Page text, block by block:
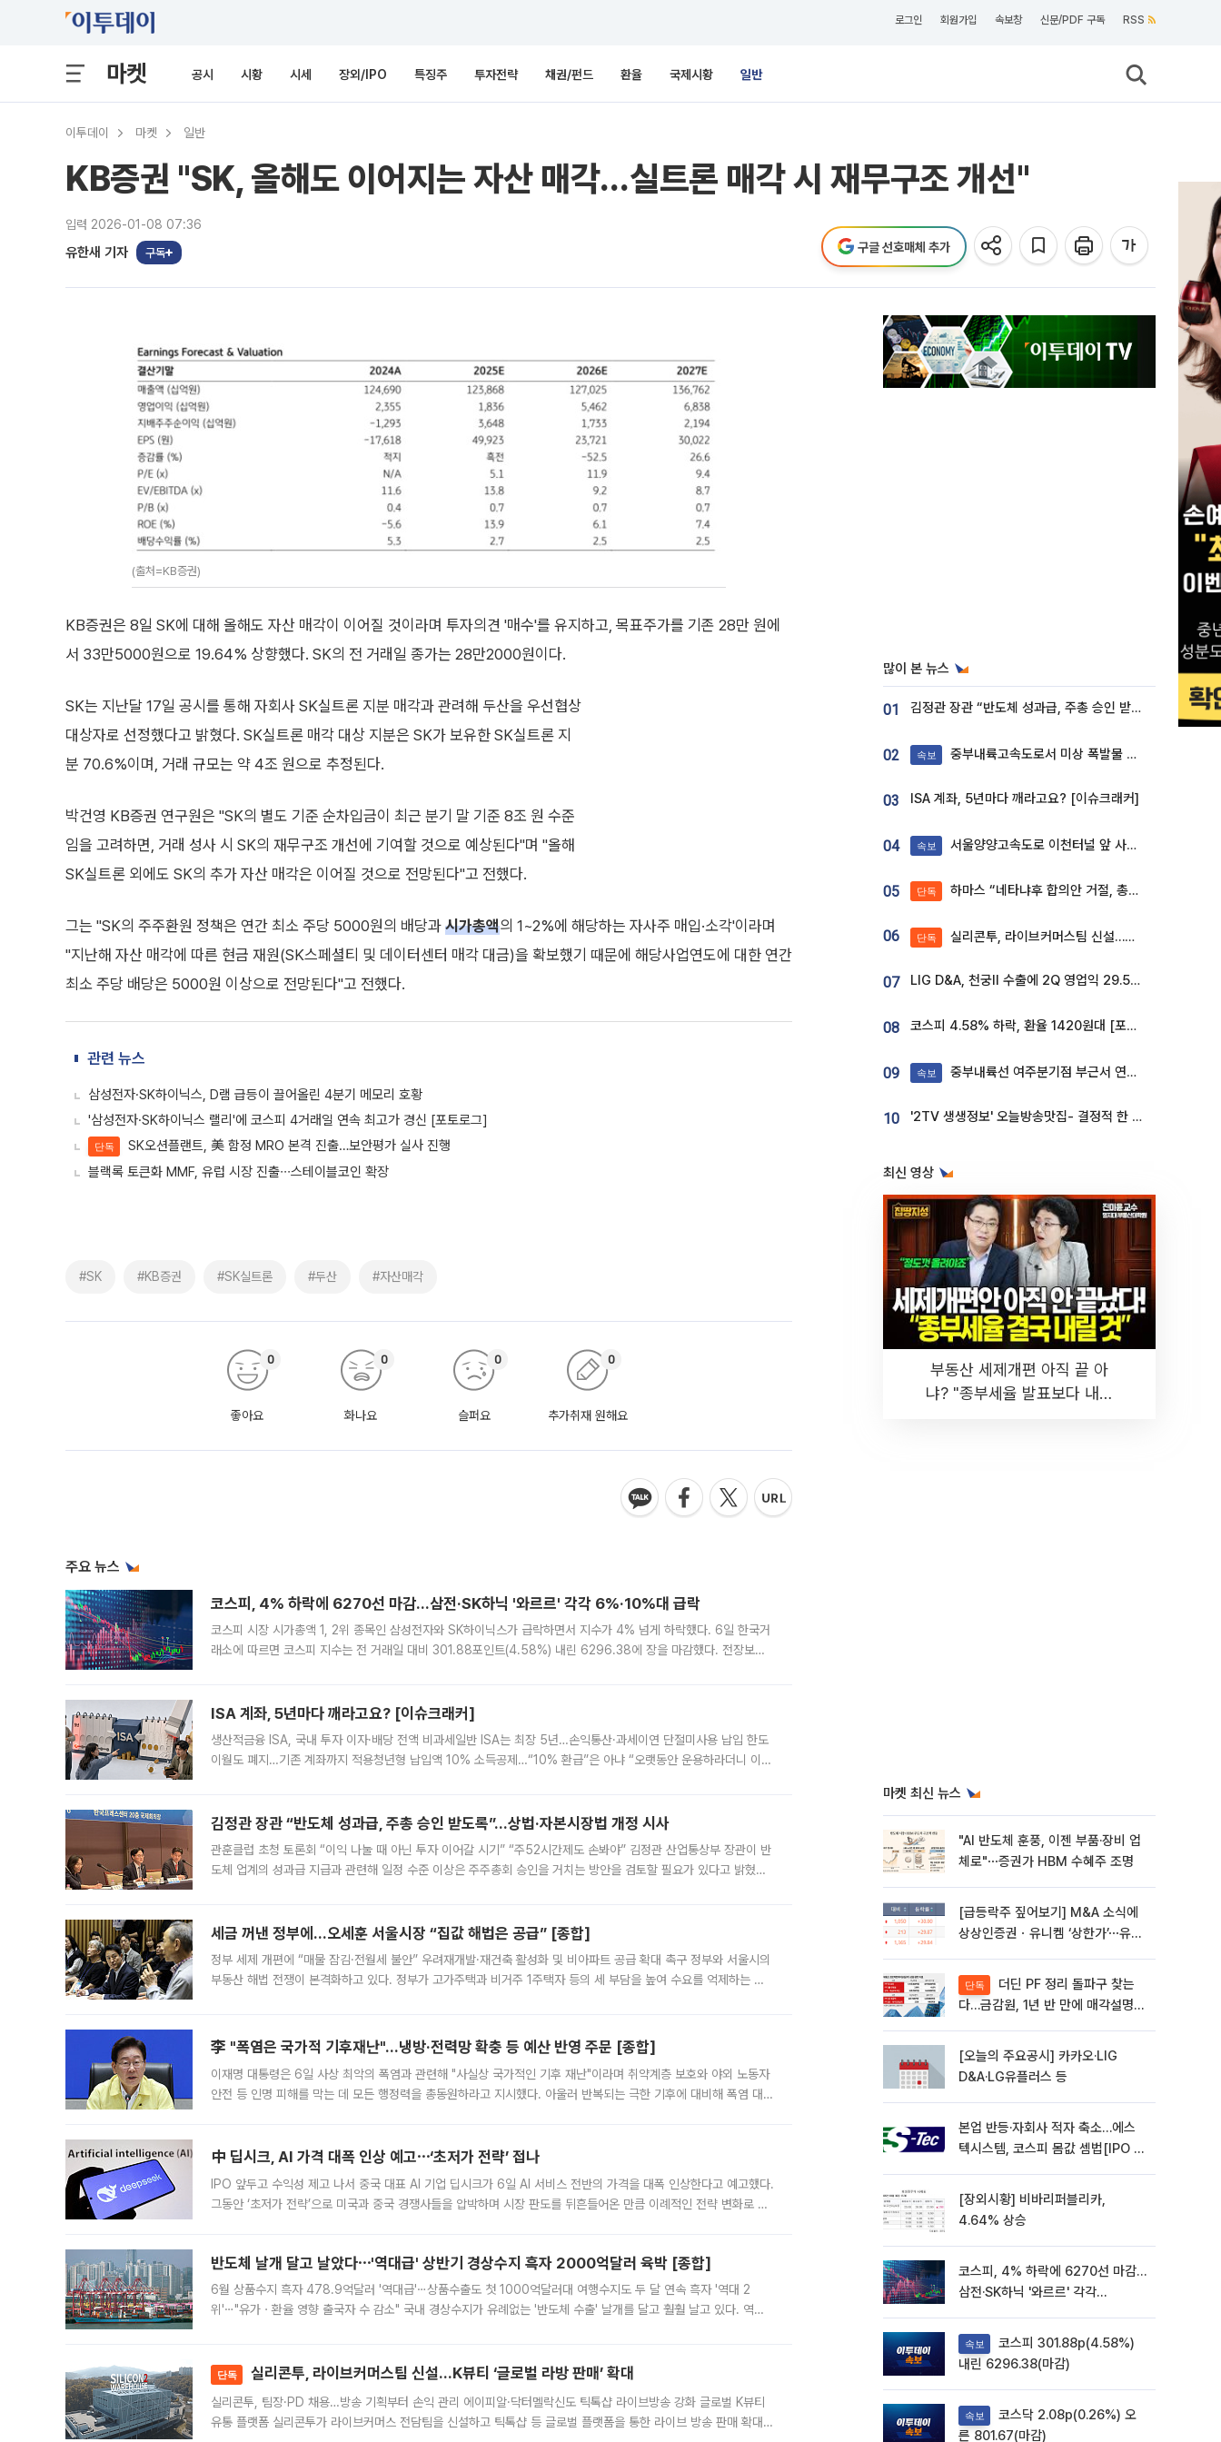
로그인 회원가입 속보창 신문/PDF 구독 RSS
마켓 공시 시황 시세 장외/IPO 특징주 투자전략 채권/펀드 환율 국제시황 일반
이투데이 마켓 일반
KB증권 "SK, 올해도 이어지는 자산 매각…실트론 매각 시 재무구조 개선"
입력 2026-01-08 07:36
유한새 기자 구독 구글 선호매체 추가
(출처=KB증권)
KB증권은 8일 SK에 대해 올해도 자산 매각이 이어질 것이라며 투자의견 '매수'를 유지하고, 목표주가를 기존 28만 원에
서 33만5000원으로 19.64% 상향했다. SK의 전 거래일 종가는 28만2000원이다.
SK는 지난달 17일 공시를 통해 자회사 SK실트론 지분 매각과 관려해 두산을 우선협상
대상자로 선정했다고 밝혔다. SK실트론 매각 대상 지분은 SK가 보유한 SK실트론 지
분 70.6%이며, 거래 규모는 약 4조 원으로 추정된다.
박건영 KB증권 연구원은 "SK의 별도 기준 순차입금이 최근 분기 말 기준 8조 원 수준
임을 고려하면, 거래 성사 시 SK의 재무구조 개선에 기여할 것으로 예상된다"며 "올해
SK실트론 외에도 SK의 추가 자산 매각은 이어질 것으로 전망된다"고 전했다.
그는 "SK의 주주환원 정책은 연간 최소 주당 5000원의 배당과 시가총액의 1~2%에 해당하는 자사주 매입·소각'이라며
"지난해 자산 매각에 따른 현금 재원(SK스페셜티 및 데이터센터 매각 대금)을 확보했기 때문에 해당사업연도에 대한 연간
최소 주당 배당은 5000원 이상으로 전망된다"고 전했다.
관련 뉴스
삼성전자·SK하이닉스, D램 급등이 끌어올린 4분기 메모리 호황
'삼성전자·SK하이닉스 랠리'에 코스피 4거래일 연속 최고가 경신 [포토로그]
단독
SK오션플랜트, 美 함정 MRO 본격 진출…보안평가 실사 진행
블랙록 토큰화 MMF, 유럽 시장 진출∙∙∙스테이블코인 확장
#SK #KB증권 #SK실트론 #두산 #자산매각
좋아요
0
화나요
0
슬퍼요
0
추가취재 원해요
0
주요 뉴스
코스피, 4% 하락에 6270선 마감…삼전·SK하닉 '와르르' 각각 6%·10%대 급락
코스피 시장 시가총액 1, 2위 종목인 삼성전자와 SK하이닉스가 급락하면서 지수가 4% 넘게 하락했다. 6일 한국거
래소에 따르면 코스피 지수는 전 거래일 대비 301.88포인트(4.58%) 내린 6296.38에 장을 마감했다. 전장보다
ISA 계좌, 5년마다 깨라고요? [이슈크래커]
생산적금융 ISA, 국내 투자 이자·배당 전액 비과세일반 ISA는 최장 5년…손익통산·과세이연 단절미사용 납입 한도
이월도 폐지…기존 계좌까지 적용청년형 납입액 10% 소득공제…“10% 환급”은 아냐 “오랫동안 운용하라더니 이제
김정관 장관 “반도체 성과급, 주총 승인 받도록”…상법·자본시장법 개정 시사
관훈클럽 초청 토론회 “이익 나눌 때 아닌 투자 이어갈 시기” “주52시간제도 손봐야” 김정관 산업통상부 장관이 반
도체 업계의 성과급 지급과 관련해 일정 수준 이상은 주주총회 승인을 거치는 방안을 검토할 필요가 있다고 밝혔다.
세금 꺼낸 정부에…오세훈 서울시장 “집값 해법은 공급” [종합]
정부 세제 개편에 “매물 잠김·전월세 불안” 우려재개발·재건축 활성화 및 비아파트 공급 확대 촉구 정부와 서울시의
부동산 해법 전쟁이 본격화하고 있다. 정부가 고가주택과 비거주 1주택자 등의 세 부담을 높여 수요를 억제하는 카
李 "폭염은 국가적 기후재난"…냉방·전력망 확충 등 예산 반영 주문 [종합]
이재명 대통령은 6일 사상 최악의 폭염과 관련해 "사실상 국가적인 기후 재난"이라며 취약계층 보호와 야외 노동자
안전 등 인명 피해를 막는 데 모든 행정력을 총동원하라고 지시했다. 아울러 반복되는 극한 기후에 대비해 폭염 대응
中 딥시크, AI 가격 대폭 인상 예고⋯‘초저가 전략’ 접나
IPO 앞두고 수익성 제고 나서 중국 대표 AI 기업 딥시크가 6일 AI 서비스 전반의 가격을 대폭 인상한다고 예고했다.
그동안 ‘초저가 전략’으로 미국과 중국 경쟁사들을 압박하며 시장 판도를 뒤흔들어온 만큼 이례적인 전략 변화로 평
반도체 날개 달고 날았다⋯'역대급' 상반기 경상수지 흑자 2000억달러 육박 [종합]
6월 상품수지 흑자 478.9억달러 '역대급'⋯상품수출도 첫 1000억달러대 여행수지도 두 달 연속 흑자 '역대 2
위'⋯"유가ㆍ환율 영향 출국자 수 감소" 국내 경상수지가 유례없는 '반도체 수출' 날개를 달고 훨훨 날고 있다. 역대
단독 실리콘투, 라이브커머스팀 신설…K뷰티 ‘글로벌 라방 판매’ 확대
실리콘투, 팀장·PD 채용…방송 기획부터 손익 관리 에이피알·닥터멜락신도 틱톡샵 라이브방송 강화 글로벌 K뷰티
유통 플랫폼 실리콘투가 라이브커머스 전담팀을 신설하고 틱톡샵 등 글로벌 플랫폼을 통한 라이브 방송 판매 확대에
많이 본 뉴스
01 김정관 장관 “반도체 성과급, 주총 승인 받도록”…상법·자본시장법 개정 시사
02 속보 중부내륙고속도로서 미상 폭발물 발견
03 ISA 계좌, 5년마다 깨라고요? [이슈크래커]
04 속보 서울양양고속도로 이천터널 앞 사고 발생
05 단독 하마스 “네타냐후 합의안 거절, 총선 앞두고 시간 끌기”
06 단독 실리콘투, 라이브커머스팀 신설…K뷰티 ‘글로벌 판매망’ 확대[K뷰티 라방戰]
07 LIG D&A, 천궁Ⅱ 수출에 2Q 영업익 29.5%↑…수주잔고 24.6조 [종합]
08 코스피 4.58% 하락, 환율 1420원대 [포토]
09 속보 중부내륙선 여주분기점 부근서 연이은 추돌사고 발생
10 '2TV 생생정보' 오늘방송맛집- 결정적 한 수, 3종 메밀면! 메밀 소바 맛집 '의○○○○'
최신 영상
부동산 세제개편 아직 끝 아
냐? "종부세율 발표보다 내릴
마켓 최신 뉴스
"AI 반도체 훈풍, 이젠 부품·장비 업
체로"⋯증권가 HBM 수혜주 조명
[급등락주 짚어보기] M&A 소식에
상상인증권ㆍ유니켐 ‘상한가’⋯유증
단독
다…금감원, 1년 반 만에 매각설명회
[오늘의 주요공시] 카카오·LIG
D&A·LG유플러스 등
본업 반등·자회사 적자 축소…에스
텍시스템, 코스피 몸값 셈법[IPO 엑
[장외시황] 비바리퍼블리카,
4.64% 상승
코스피, 4% 하락에 6270선 마감…
삼전·SK하닉 '와르르' 각각
속보
내린 6296.38(마감)
속보
른 801.67(마감)